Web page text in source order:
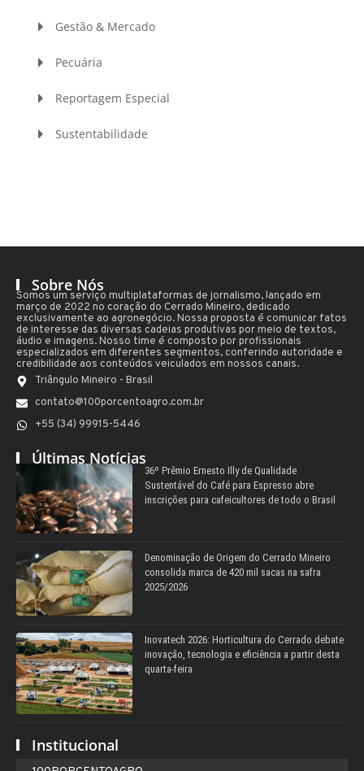
Gestão & Mercado
Pecuária
Reportagem Especial
Sustentabilidade
Sobre Nós
Somos um serviço multiplataformas de jornalismo, lançado em
março de 2022 no coração do Cerrado Mineiro, dedicado
exclusivamente ao agronegócio. Nossa proposta é comunicar fatos
de interesse das diversas cadeias produtivas por meio de textos,
áudio e imagens. Nosso time é composto por profissionais
especializados em diferentes segmentos, conferindo autoridade e
credibilidade aos conteúdos veiculados em nossos canais.
Triângulo Mineiro - Brasil
contato@100porcentoagro.com.br
+55 (34) 99915-5446
Últimas Notícias
36º Prêmio Ernesto Illy de Qualidade
Sustentável do Café para Espresso abre
inscrições para cafeicultores de todo o Brasil
Denominação de Origem do Cerrado Mineiro
consolida marca de 420 mil sacas na safra
2025/2026
Inovatech 2026: Horticultura do Cerrado debate
inovação, tecnologia e eficiência a partir desta
quarta-feira
Institucional